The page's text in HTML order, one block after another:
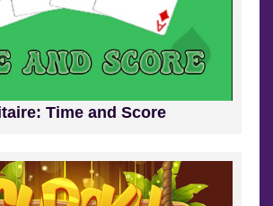
Time and Score